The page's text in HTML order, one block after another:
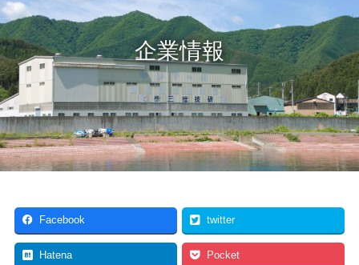
企業情報
Facebook twitter
Hatena Pocket